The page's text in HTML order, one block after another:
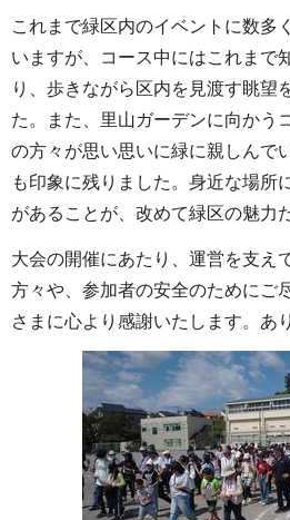
これまで緑区内のイベントに数多
いますが、コース中にはこれまで
り、歩きながら区内を見渡す眺望
た。また、里山ガーデンに向かう
の方々が思い思いに緑に親しんで
も印象に残りました。身近な場所
があることが、改めて緑区の魅力
大会の開催にあたり、運営を支え
方々や、参加者の安全のためにご
さまに心より感謝いたします。あ